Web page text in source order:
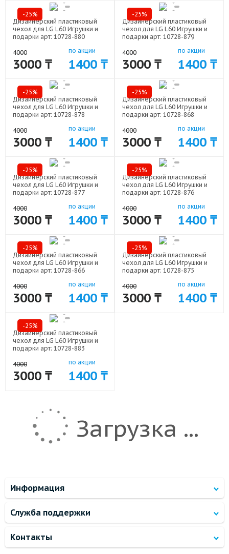
-25%
Дизайнерский пластиковый
чехол для LG L60 Игрушки и
подарки арт: 10728-880
4000
3000 ₸
по акции
1400 ₸
-25%
Дизайнерский пластиковый
чехол для LG L60 Игрушки и
подарки арт: 10728-879
4000
3000 ₸
по акции
1400 ₸
-25%
Дизайнерский пластиковый
чехол для LG L60 Игрушки и
подарки арт: 10728-878
4000
3000 ₸
по акции
1400 ₸
-25%
Дизайнерский пластиковый
чехол для LG L60 Игрушки и
подарки арт: 10728-868
4000
3000 ₸
по акции
1400 ₸
-25%
Дизайнерский пластиковый
чехол для LG L60 Игрушки и
подарки арт: 10728-877
4000
3000 ₸
по акции
1400 ₸
-25%
Дизайнерский пластиковый
чехол для LG L60 Игрушки и
подарки арт: 10728-876
4000
3000 ₸
по акции
1400 ₸
-25%
Дизайнерский пластиковый
чехол для LG L60 Игрушки и
подарки арт: 10728-866
4000
3000 ₸
по акции
1400 ₸
-25%
Дизайнерский пластиковый
чехол для LG L60 Игрушки и
подарки арт: 10728-875
4000
3000 ₸
по акции
1400 ₸
-25%
Дизайнерский пластиковый
чехол для LG L60 Игрушки и
подарки арт: 10728-883
4000
3000 ₸
по акции
1400 ₸
Загрузка ...
Информация
Служба поддержки
Контакты